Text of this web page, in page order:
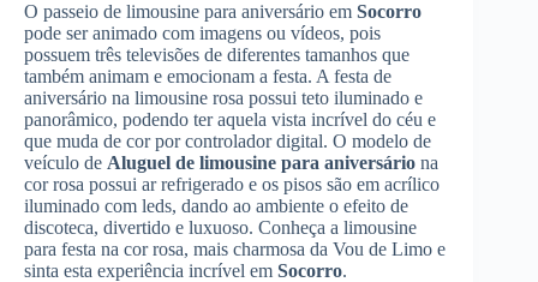
O passeio de limousine para aniversário em Socorro
pode ser animado com imagens ou vídeos, pois
possuem três televisões de diferentes tamanhos que
também animam e emocionam a festa. A festa de
aniversário na limousine rosa possui teto iluminado e
panorâmico, podendo ter aquela vista incrível do céu e
que muda de cor por controlador digital. O modelo de
veículo de Aluguel de limousine para aniversário na
cor rosa possui ar refrigerado e os pisos são em acrílico
iluminado com leds, dando ao ambiente o efeito de
discoteca, divertido e luxuoso. Conheça a limousine
para festa na cor rosa, mais charmosa da Vou de Limo e
sinta esta experiência incrível em Socorro.